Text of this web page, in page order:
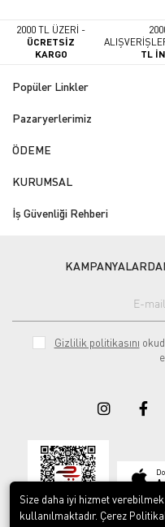
2000 TL ÜZERİ -
ÜCRETSİZ
KARGO
TL
Popüler Linkler
Pazaryerlerimiz
ÖDEME
KURUMSAL
İş Güvenliği Rehberi
Gizlilik politikasını
Size daha iyi hizmet
kullanılmaktadır. Çerez